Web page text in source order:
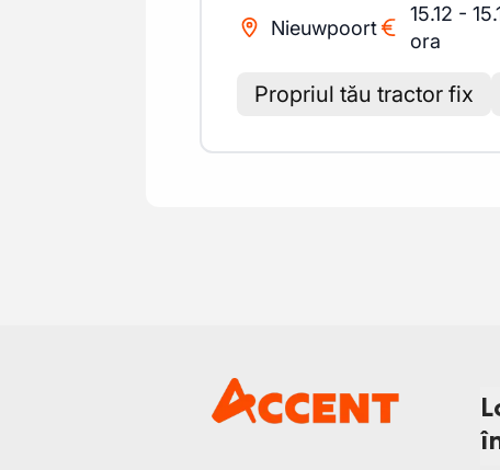
Nieuwpoort
15.12 -
ora
Propriul tău tractor fix